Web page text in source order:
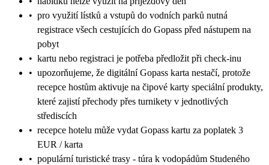
• pro využití lístků a vstupů do vodních parků nutná
registrace všech cestujících do Gopass před nástupem na
pobyt
• kartu nebo registraci je potřeba předložit při check-inu
• upozorňujeme, že digitální Gopass karta nestačí, protože
recepce hostům aktivuje na čipové karty speciální produkty,
které zajistí přechody přes turnikety v jednotlivých
střediscích
• recepce hotelu může vydat Gopass kartu za poplatek 3
EUR / karta
• populární turistické trasy - túra k vodopádům Studeného